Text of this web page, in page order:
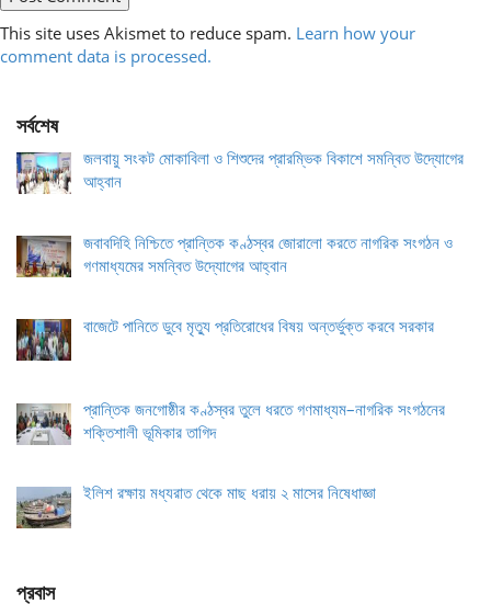
This site uses Akismet to reduce spam. Learn how your
comment data is processed.
সর্বশেষ
জলবায়ু সংকট মোকাবিলা ও শিশুদের প্রারম্ভিক বিকাশে সমন্বিত উদ্যোগের
আহ্বান
জবাবদিহি নিশ্চিতে প্রান্তিক কণ্ঠস্বর জোরালো করতে নাগরিক সংগঠন ও
গণমাধ্যমের সমন্বিত উদ্যোগের আহ্বান
বাজেটে পানিতে ডুবে মৃত্যু প্রতিরোধের বিষয় অন্তর্ভুক্ত করবে সরকার
প্রান্তিক জনগোষ্ঠীর কণ্ঠস্বর তুলে ধরতে গণমাধ্যম–নাগরিক সংগঠনের
শক্তিশালী ভূমিকার তাগিদ
ইলিশ রক্ষায় মধ্যরাত থেকে মাছ ধরায় ২ মাসের নিষেধাজ্ঞা
প্রবাস